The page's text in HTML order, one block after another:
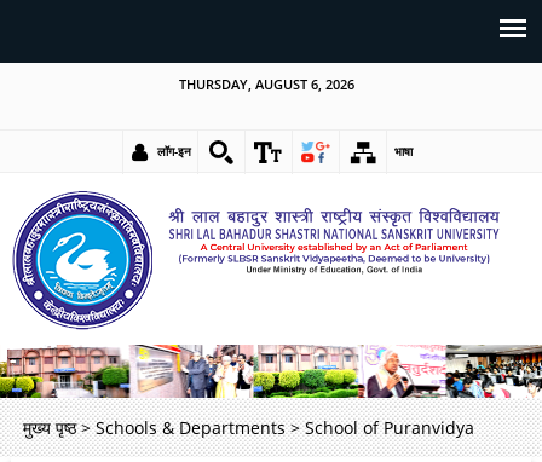
THURSDAY, AUGUST 6, 2026
लॉग-इन भाषा
मुख्य पृष्ठ > Schools & Departments > School of Puranvidya